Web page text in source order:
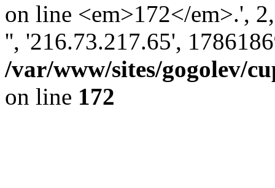
on line <em>172</em>.',
'', '216.73.217.65',
/var/www/sites/gogolev/
on line 172